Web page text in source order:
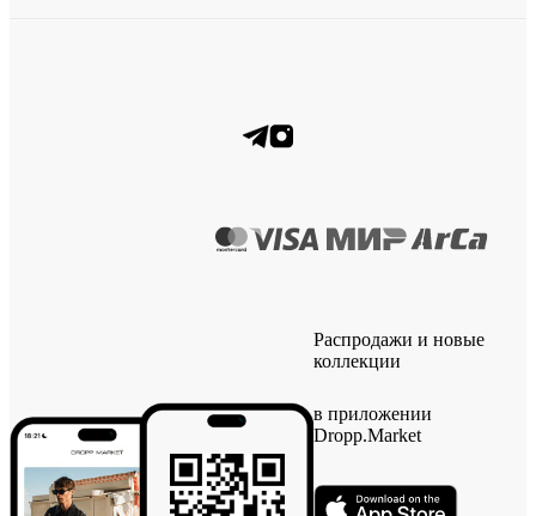
Распродажи и новые
коллекции
в приложении
Dropp.Market